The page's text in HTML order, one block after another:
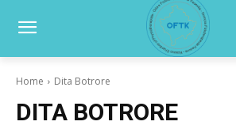
Home Dita Botrore
DITA BOTRORE